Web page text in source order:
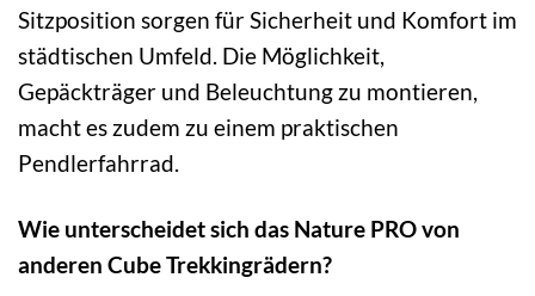
Sitzposition sorgen für Sicherheit und Komfort im
städtischen Umfeld. Die Möglichkeit,
Gepäckträger und Beleuchtung zu montieren,
macht es zudem zu einem praktischen
Pendlerfahrrad.
Wie unterscheidet sich das Nature PRO von
anderen Cube Trekkingrädern?